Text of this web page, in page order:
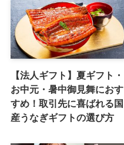
【法人ギフト】夏ギフト・
お中元・暑中御見舞におす
すめ！取引先に喜ばれる国
産うなぎギフトの選び方